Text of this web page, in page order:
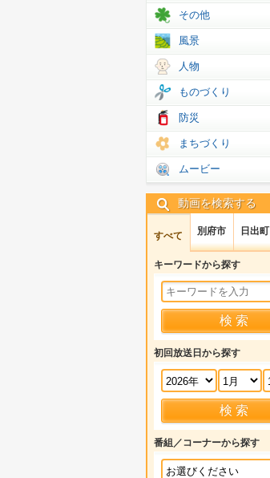
その他
風景
人物
ものづくり
防災
まちづくり
ムービー
動画を検索する
すべて 別府市 日出町
キーワードから探す
初回放送日から探す
番組／コーナーから探す